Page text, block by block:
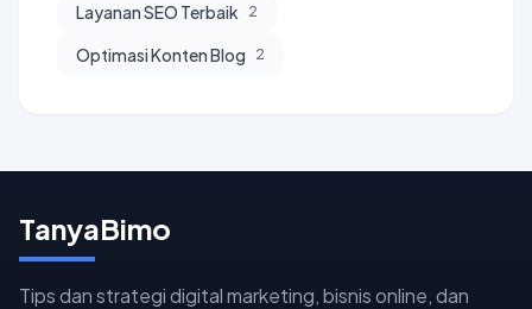
Layanan SEO Terbaik 2
Optimasi Konten Blog 2
TanyaBimo
Tips dan strategi digital marketing, bisnis online, dan